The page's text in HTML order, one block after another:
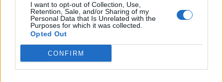
I want to opt-out of Collection, Use,
Retention, Sale, and/or Sharing of my
Personal Data that Is Unrelated with the
Purposes for which it was collected.
Opted Out
CONFIRM
Colheita de sangue regressa ao
Hospital Sousa Martins durante o mês
de agosto